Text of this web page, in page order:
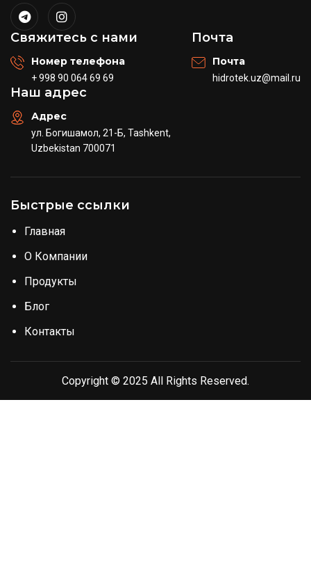
Свяжитесь с нами
Номер телефона
+ 998 90 064 69 69
Почта
Почта
hidrotek.uz@mail.ru
Наш адрес
Адрес
ул. Богишамол, 21-Б, Tashkent,
Uzbekistan 700071
Быстрые ссылки
Главная
О Компании
Продукты
Блог
Контакты
Copyright © 2025 All Rights Reserved.